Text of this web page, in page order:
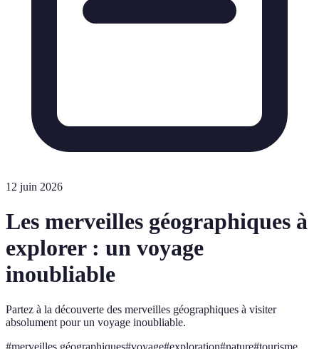
12 juin 2026
Les merveilles géographiques à
explorer : un voyage
inoubliable
Partez à la découverte des merveilles géographiques à visiter
absolument pour un voyage inoubliable.
#merveilles géographiques#voyage#exploration#nature#tourisme